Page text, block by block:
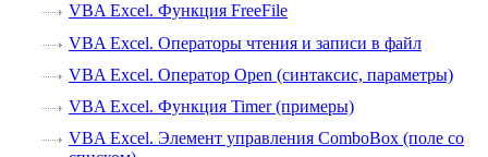
VBA Excel. Функция FreeFile
VBA Excel. Операторы чтения и записи в файл
VBA Excel. Оператор Open (синтаксис, параметры)
VBA Excel. Функция Timer (примеры)
VBA Excel. Элемент управления ComboBox (поле со